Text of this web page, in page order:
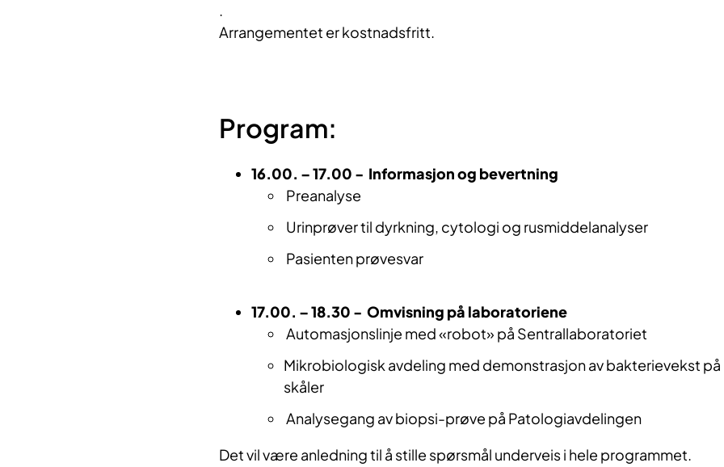
.
Arrangementet er kostnadsfritt.
Program:
16.00. – 17.00 - Informasjon og bevertning
Preanalyse
Urinprøver til dyrkning, cytologi og rusmiddelanalyser
Pasienten prøvesvar
17.00. – 18.30 - Omvisning på laboratoriene
Automasjonslinje med «robot» på Sentrallaboratoriet
Mikrobiologisk avdeling med demonstrasjon av bakterievekst på
skåler
Analysegang av biopsi-prøve på Patologiavdelingen
Det vil være anledning til å stille spørsmål underveis i hele programmet.